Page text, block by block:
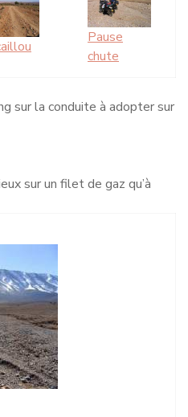
Pause
chute
sur la conduite à adopter sur
sur un filet de gaz qu’à